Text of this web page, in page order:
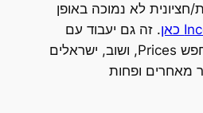
לא נמוכה באופן
. זה גם יעבוד עם
מחירים למשל אם תחפש Prices, ושוב, ישראלים
ופחות